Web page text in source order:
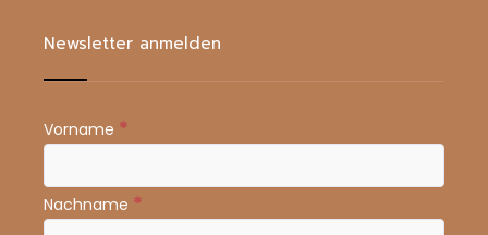
Newsletter anmelden
Vorname *
Nachname *